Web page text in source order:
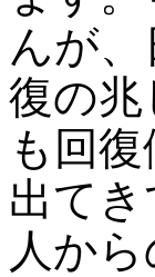
んが
復の
も回
出て
人か